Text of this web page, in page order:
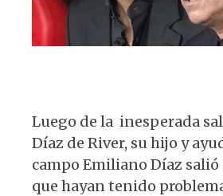
Luego de la inesperada
Díaz de River, su hijo y
campo Emiliano Díaz
que hayan tenido